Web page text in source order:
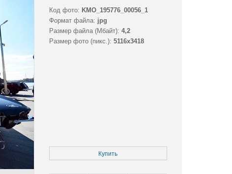
Код фото: KMO_195776_00056_1
Формат файла: jpg
Размер файла (Мбайт): 4,2
Размер фото (пикс.): 5116x3418
Купить